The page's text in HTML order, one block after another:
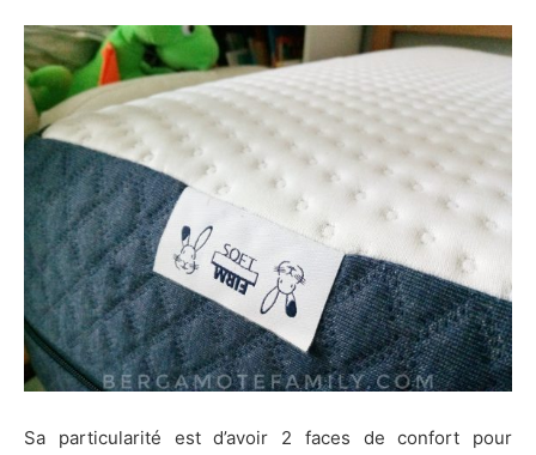
Sa particularité est d’avoir 2 faces de confort pour